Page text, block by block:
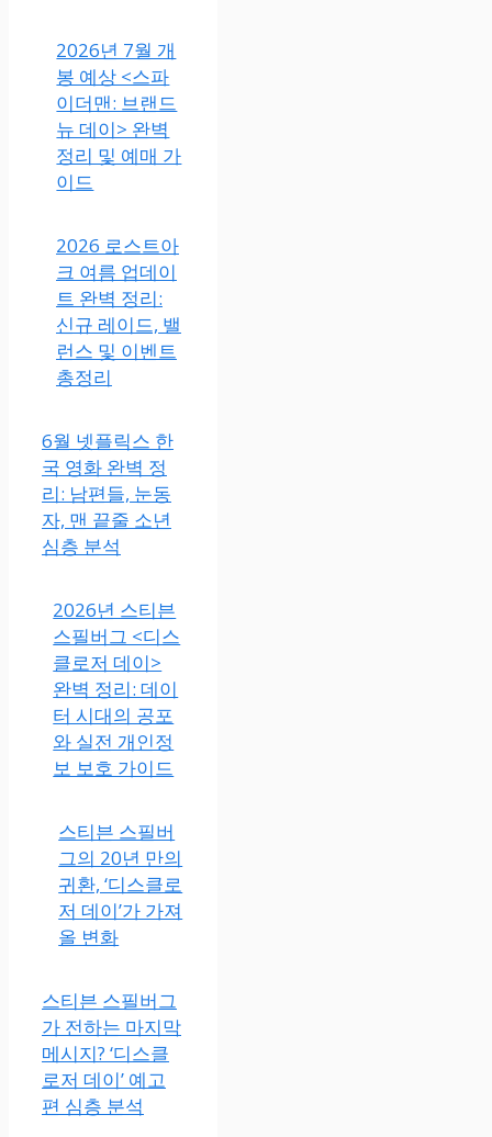
2026년 7월 개
봉 예상 <스파
이더맨: 브랜드
뉴 데이> 완벽
정리 및 예매 가
이드
2026 로스트아
크 여름 업데이
트 완벽 정리:
신규 레이드, 밸
런스 및 이벤트
총정리
6월 넷플릭스 한
국 영화 완벽 정
리: 남편들, 눈동
자, 맨 끝줄 소년
심층 분석
2026년 스티븐
스필버그 <디스
클로저 데이>
완벽 정리: 데이
터 시대의 공포
와 실전 개인정
보 보호 가이드
스티븐 스필버
그의 20년 만의
귀환, ‘디스클로
저 데이’가 가져
올 변화
스티븐 스필버그
가 전하는 마지막
메시지? ‘디스클
로저 데이’ 예고
편 심층 분석